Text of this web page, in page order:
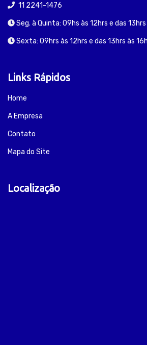
11 2241-1476
Seg. à Quinta: 09hs às 12hrs e das 13hrs
Sexta: 09hrs às 12hrs e das 13hrs às
Links Rápidos
Home
A Empresa
Contato
Mapa do Site
Localização